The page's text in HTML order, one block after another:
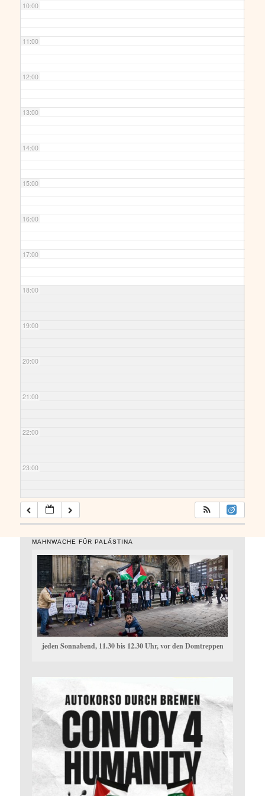
10:00
11:00
12:00
13:00
14:00
15:00
16:00
17:00
18:00
19:00
20:00
21:00
22:00
23:00
MAHNWACHE FÜR PALÄSTINA
jeden Sonnabend, 11.30 bis 12.30 Uhr, vor den Domtreppen